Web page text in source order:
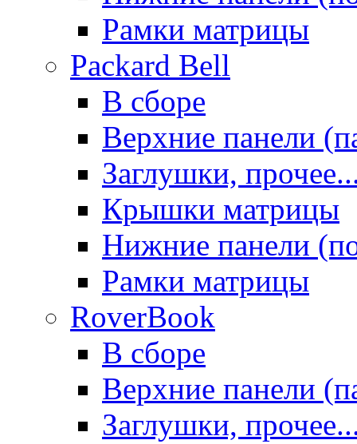
Рамки матрицы
Packard Bell
В сборе
Верхние панели
Заглушки,
Крышки матрицы
Нижние панели
Рамки матрицы
RoverBook
В сборе
Верхние панели
Заглушки,